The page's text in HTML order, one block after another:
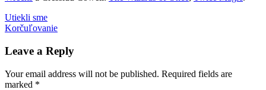
AirbenderAlan
TuringAnne
zoznam vojna
Post
navigation
Previous
Post:
Utiekli sme
Next
Korčuľovanie
Leave a Reply
Your email address will not be published. Required fields are
marked *